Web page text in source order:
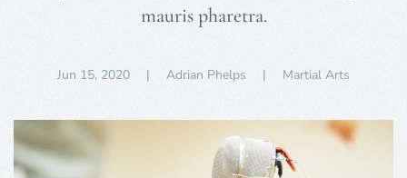
mauris pharetra.
Jun 15, 2020 | Adrian Phelps | Martial Arts